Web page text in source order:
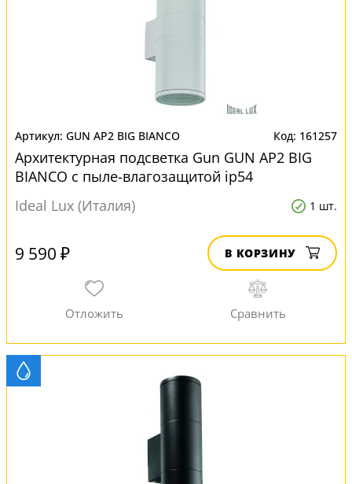
GUN AP2 BIG BIANCO 161257
Архитектурная подсветка Gun GUN AP2 BIG
BIANCO с пыле-влагозащитой ip54
Ideal Lux (Италия)
1 шт.
9 590 ₽ В КОРЗИНУ